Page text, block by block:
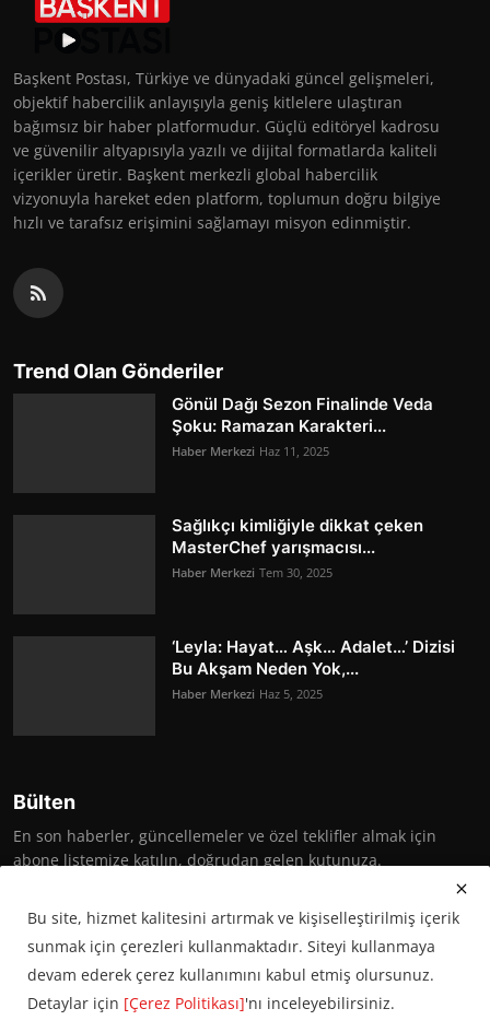
Başkent Postası, Türkiye ve dünyadaki güncel gelişmeleri,
objektif habercilik anlayışıyla geniş kitlelere ulaştıran
bağımsız bir haber platformudur. Güçlü editöryel kadrosu
ve güvenilir altyapısıyla yazılı ve dijital formatlarda kaliteli
içerikler üretir. Başkent merkezli global habercilik
vizyonuyla hareket eden platform, toplumun doğru bilgiye
hızlı ve tarafsız erişimini sağlamayı misyon edinmiştir.
Trend Olan Gönderiler
Gönül Dağı Sezon Finalinde Veda
Şoku: Ramazan Karakteri...
Haber Merkezi Haz 11, 2025
Sağlıkçı kimliğiyle dikkat çeken
MasterChef yarışmacısı...
Haber Merkezi Tem 30, 2025
‘Leyla: Hayat… Aşk… Adalet…’ Dizisi
Bu Akşam Neden Yok,...
Haber Merkezi Haz 5, 2025
Bülten
En son haberler, güncellemeler ve özel teklifler almak için
abone listemize katılın, doğrudan gelen kutunuza.
Abone Ol
Bu site, hizmet kalitesini artırmak ve kişiselleştirilmiş içerik
sunmak için çerezleri kullanmaktadır. Siteyi kullanmaya
devam ederek çerez kullanımını kabul etmiş olursunuz.
Detaylar için [Çerez Politikası]'nı inceleyebilirsiniz.